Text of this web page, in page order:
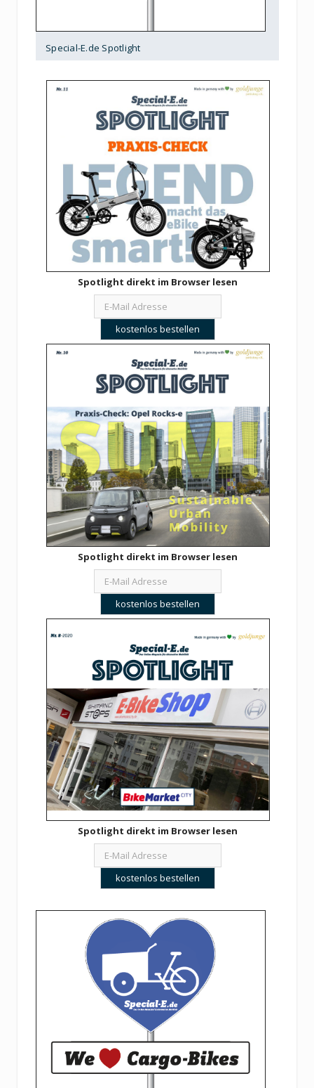
Special-E.de Spotlight
Spotlight direkt im Browser lesen
Spotlight direkt im Browser lesen
Spotlight direkt im Browser lesen